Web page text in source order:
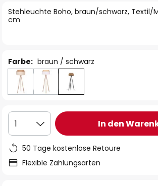
Stehleuchte Boho, braun/schwarz, Textil/
cm
Farbe: braun / schwarz
1 In den
50 Tage kostenlose Retoure
Flexible Zahlungsarten